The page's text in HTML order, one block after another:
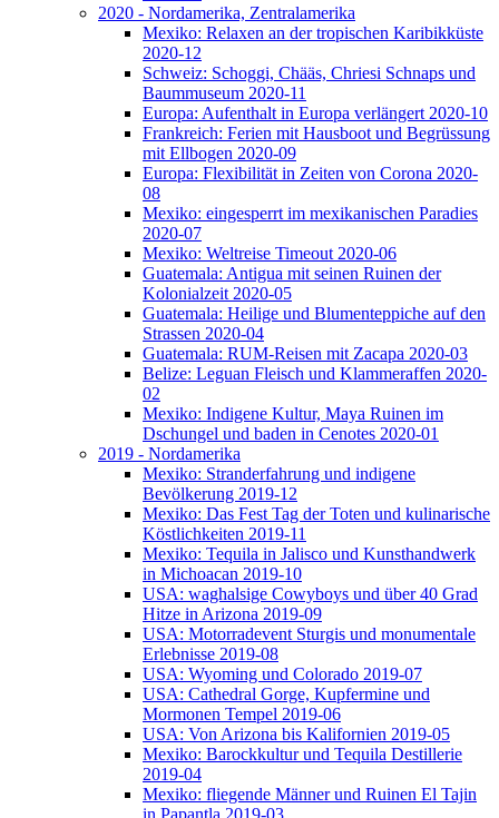
2020 - Nordamerika, Zentralamerika
Mexiko: Relaxen an der tropischen Karibikküste
2020-12
Schweiz: Schoggi, Chääs, Chriesi Schnaps und
Baummuseum 2020-11
Europa: Aufenthalt in Europa verlängert 2020-10
Frankreich: Ferien mit Hausboot und Begrüssung
mit Ellbogen 2020-09
Europa: Flexibilität in Zeiten von Corona 2020-
08
Mexiko: eingesperrt im mexikanischen Paradies
2020-07
Mexiko: Weltreise Timeout 2020-06
Guatemala: Antigua mit seinen Ruinen der
Kolonialzeit 2020-05
Guatemala: Heilige und Blumenteppiche auf den
Strassen 2020-04
Guatemala: RUM-Reisen mit Zacapa 2020-03
Belize: Leguan Fleisch und Klammeraffen 2020-
02
Mexiko: Indigene Kultur, Maya Ruinen im
Dschungel und baden in Cenotes 2020-01
2019 - Nordamerika
Mexiko: Stranderfahrung und indigene
Bevölkerung 2019-12
Mexiko: Das Fest Tag der Toten und kulinarische
Köstlichkeiten 2019-11
Mexiko: Tequila in Jalisco und Kunsthandwerk
in Michoacan 2019-10
USA: waghalsige Cowyboys und über 40 Grad
Hitze in Arizona 2019-09
USA: Motorradevent Sturgis und monumentale
Erlebnisse 2019-08
USA: Wyoming und Colorado 2019-07
USA: Cathedral Gorge, Kupfermine und
Mormonen Tempel 2019-06
USA: Von Arizona bis Kalifornien 2019-05
Mexiko: Barockkultur und Tequila Destillerie
2019-04
Mexiko: fliegende Männer und Ruinen El Tajin
in Papantla 2019-03